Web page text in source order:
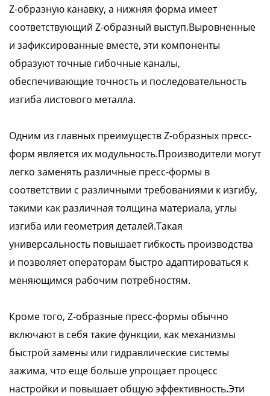
Z-образную канавку, а нижняя форма имеет
соответствующий Z-образный выступ.Выровненные
и зафиксированные вместе, эти компоненты
образуют точные гибочные каналы,
обеспечивающие точность и последовательность
изгиба листового металла.
Одним из главных преимуществ Z-образных пресс-
форм является их модульность.Производители могут
легко заменять различные пресс-формы в
соответствии с различными требованиями к изгибу,
такими как различная толщина материала, углы
изгиба или геометрия деталей.Такая
универсальность повышает гибкость производства
и позволяет операторам быстро адаптироваться к
меняющимся рабочим потребностям.
Кроме того, Z-образные пресс-формы обычно
включают в себя такие функции, как механизмы
быстрой замены или гидравлические системы
зажима, что еще больше упрощает процесс
настройки и повышает общую эффективность.Эти